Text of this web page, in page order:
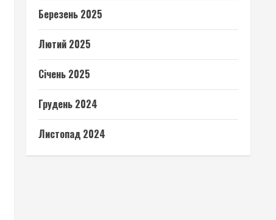
Березень 2025
Лютий 2025
Січень 2025
Грудень 2024
Листопад 2024